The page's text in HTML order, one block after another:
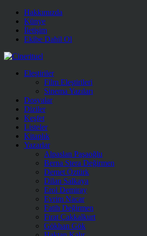
Hakkımızda
Künye
İletişim
Ekibe Dahil Ol
Eleştiriler
Film Eleştirileri
Sinema Yazıları
Dosyalar
Diziler
Keşfet
Listeler
Kitaplık
Yazarlar
Alpaslan Paşaoğlu
Berna Stera Değirmen
Demet Öztürk
Dilan Salkaya
Erol Demiray
Evrim Nacar
Fatih Değirmen
Fırat Çakkalkurt
Gökhan Gök